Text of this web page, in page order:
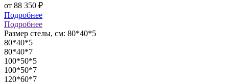
от 88 350 ₽
Подробнее
Подробнее
Размер стелы, см: 80*40*5
80*40*5
80*40*7
100*50*5
100*50*7
120*60*7